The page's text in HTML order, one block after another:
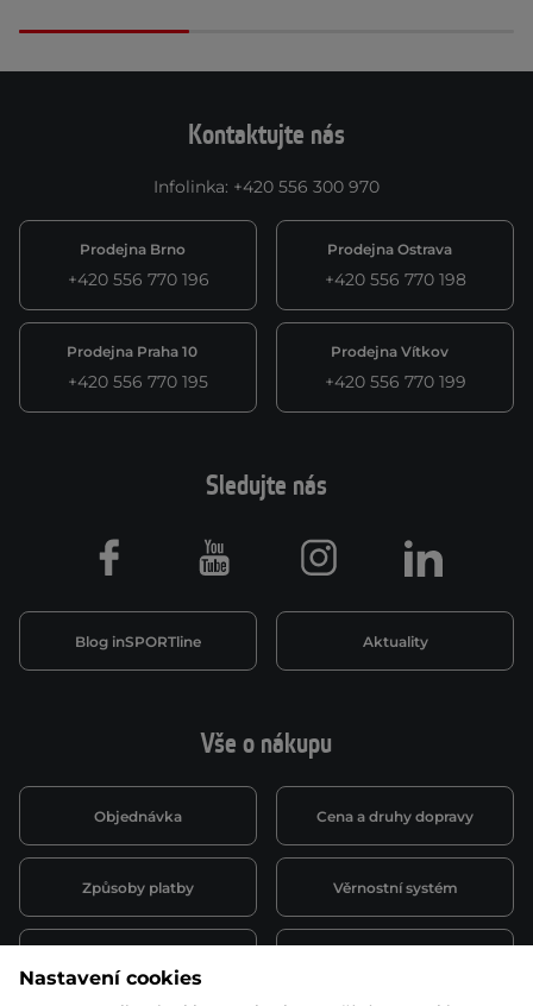
Kontaktujte nás
Infolinka: +420 556 300 970
Prodejna Brno
+420 556 770 196
Prodejna Ostrava
+420 556 770 198
Prodejna Praha 10
+420 556 770 195
Prodejna Vítkov
+420 556 770 199
Vše o nákupu
Objednávka Cena a druhy dopravy
Způsoby platby Věrnostní systém
Sledujte nás
Blog inSPORTline Aktuality
Facebook Youtube Instagram LinkedIn
Nastavení cookies